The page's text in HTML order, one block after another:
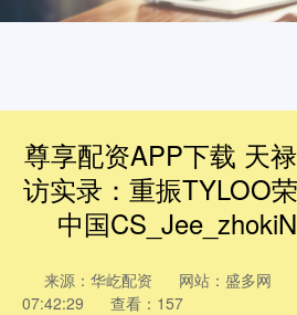
尊享配资APP下载 天
访实录：重振TYLOO
中国
来源：华屹配资 网站：盛多网
07:42:29
查看：157